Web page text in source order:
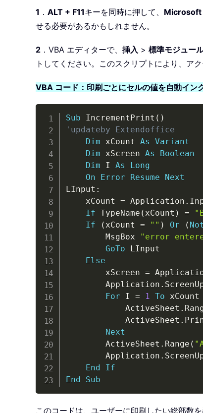
1 ． ALT + F11キーを同時に押して、 Microsoft
せる必要があるかもしれません。
2 ．VBA エディターで、 挿入 > 標準モジュー
トしてください。このスクリプトにより、ア
VBA コード：印刷ごとにセルの値を自動イン
Sub IncrementPrint ( )
'updateby Extendoffice
Dim xCount As
Variant
Dim xScreen As
Boolean
Dim I As
Long
On
Error Resume
Next
LInput :
    xCount
= Application .
If TypeName ( xCount ) =
If
( xCount = "" ) Or ( Not
        MsgBox
"error
GoTo LInput
Else
        xScreen
=
        Application
.
For I = 1 To xCount
            ActiveSheet
.
            ActiveSheet
.
Next
        ActiveSheet
. Range (
        Application
.
End
If
End
Sub
このコードは、ユーザーに印刷したい総部数